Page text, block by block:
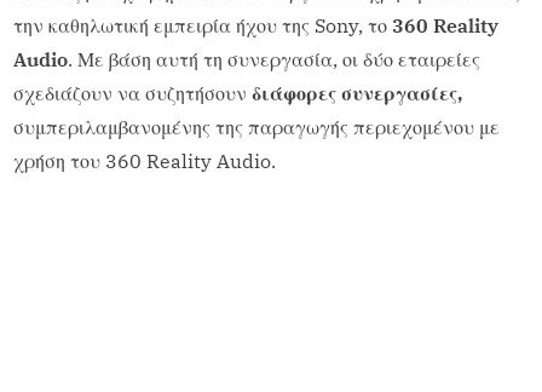
την καθηλωτική εμπειρία ήχου της Sony, το 360 Reality
Audio. Με βάση αυτή τη συνεργασία, οι δύο εταιρείες
σχεδιάζουν να συζητήσουν διάφορες συνεργασίες,
συμπεριλαμβανομένης της παραγωγής περιεχομένου με
χρήση του 360 Reality Audio.